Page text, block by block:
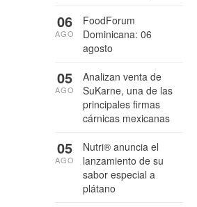
FoodForum
Dominicana: 06
agosto
06
AGO
Analizan venta de
SuKarne, una de las
principales firmas
cárnicas mexicanas
05
AGO
Nutri® anuncia el
lanzamiento de su
sabor especial a
plátano
05
AGO